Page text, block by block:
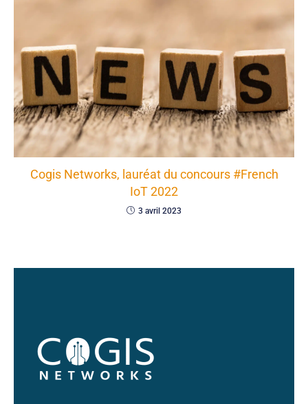
Cogis Networks, lauréat du concours #French
IoT 2022
3 avril 2023